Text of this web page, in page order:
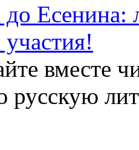
Есенина:
вместе
русскую